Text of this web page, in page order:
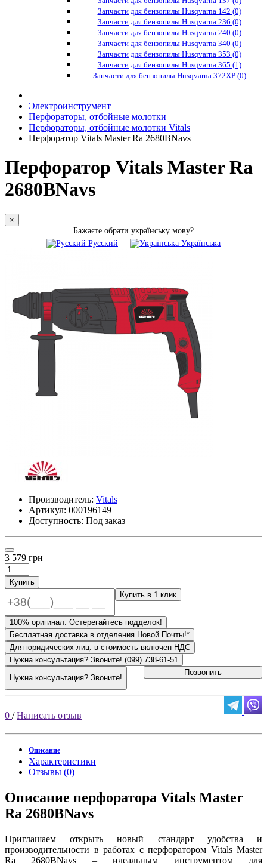
Запчасти для бензопилы Husqvarna 142 (0)
Запчасти для бензопилы Husqvarna 236 (0)
Запчасти для бензопилы Husqvarna 240 (0)
Запчасти для бензопилы Husqvarna 340 (0)
Запчасти для бензопилы Husqvarna 353 (0)
Запчасти для бензопилы Husqvarna 365 (1)
Запчасти для бензопилы Husqvarna 372XP (0)
Электроинструмент
Перфораторы, отбойные молотки
Перфораторы, отбойные молотки Vitals
Перфоратор Vitals Master Ra 2680BNavs
Перфоратор Vitals Master Ra
2680BNavs
×
Бажаєте обрати українську мову?
Русский
Українська
Производитель: Vitals
Артикул: 000196149
Доступность: Под заказ
3 579 грн
Купить
Купить в 1 клик
100% оригинал. Остерегайтесь подделок!
Бесплатная доставка в отделения Новой Почты!*
Для юридических лиц: в стоимость включен НДС
Нужна консультация? Звоните! (099) 738-61-51
Нужна консультация? Звоните!
Позвонить
0 /Написать отзыв
Описание
Характеристики
Отзывы (0)
Описание перфоратора Vitals Master
Ra 2680BNavs
Приглашаем открыть новый стандарт удобства и
производительности в работах с перфоратором Vitals Master
Ra 2680BNavs – идеальным инструментом для